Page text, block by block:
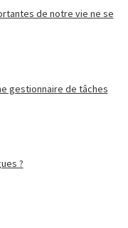
de notre vie ne se
gestionnaire de tâches
?